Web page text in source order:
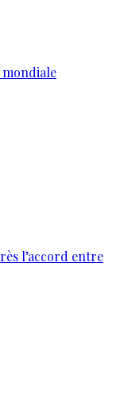
l’accord entre